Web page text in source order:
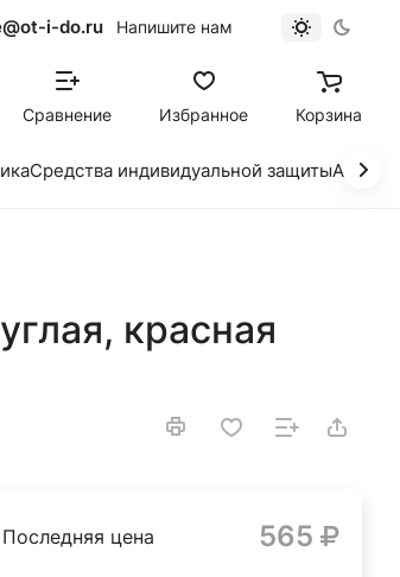
i-do.ru Напишите нам
Сравнение Избранное Корзина
Средства индивидуальной защиты
красная
Последняя цена 565